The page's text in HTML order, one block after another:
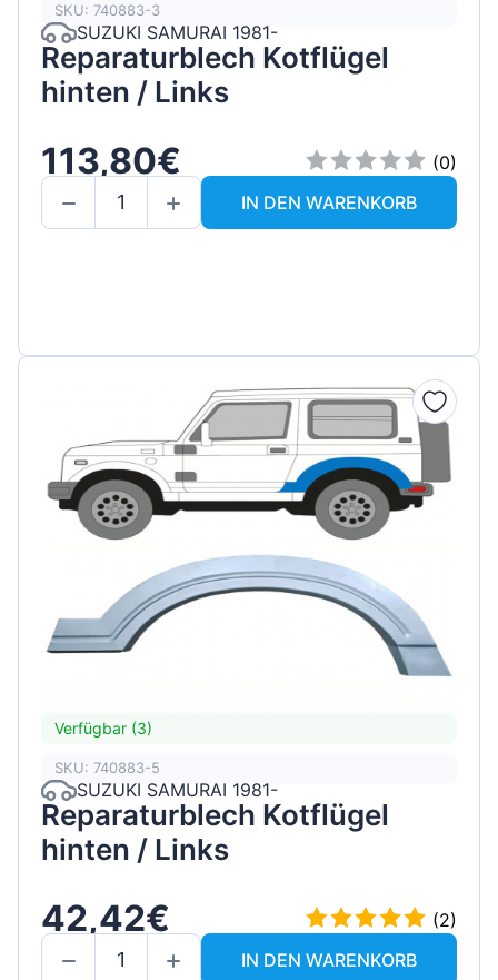
SKU: 740883-3
SUZUKI SAMURAI 1981-
Reparaturblech Kotflügel
hinten / Links
113,80€
(0)
IN DEN WARENKORB
Verfügbar (3)
SKU: 740883-5
SUZUKI SAMURAI 1981-
Reparaturblech Kotflügel
hinten / Links
42,42€
(2)
IN DEN WARENKORB